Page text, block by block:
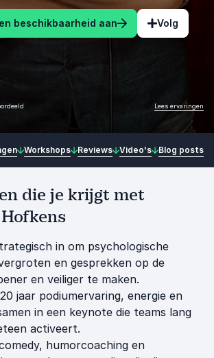
beschikbaarheid aan Volg
Lees ervaringen
Workshops Reviews Video's Blog posts
die je krijgt met
in om psychologische
en gesprekken op de
en veiliger te maken.
jaar podiumervaring, energie en
in een keynote die teams lang
activeert.
humorcoaching en